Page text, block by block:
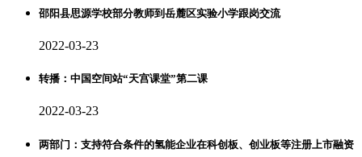
邵阳县思源学校部分教师到岳麓区实验小学跟岗交流
2022-03-23
转播：中国空间站“天宫课堂”第二课
2022-03-23
两部门：支持符合条件的氢能企业在科创板、创业板等注册上市融资